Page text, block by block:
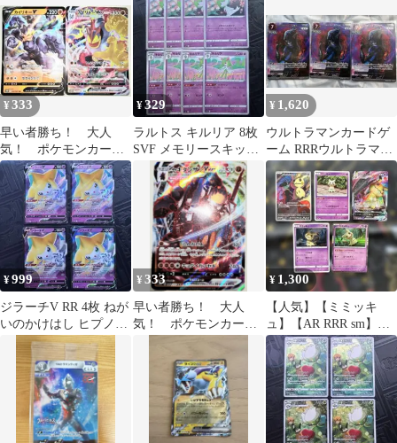
げきウーラオスVMAX
¥333
早い者勝ち！ 大人
気！ ポケモンカー
ド カイリキーV＋カ
イリキーVMAX セッ
ト
¥329
ラルトス キルリア 8枚
SVF メモリースキップ
リファイン
¥ 1,620
ウルトラマンカードゲ
ーム RRRウルトラマン
トレギア3枚セット
¥999
ジラーチV RR 4枚 ねが
いのかけはし ヒプノス
トライク タイムゲイザ
¥333
早い者勝ち！ 大人
気！ ポケモンカー
VMAX (S3a) RRR
¥ 1,300
【人気】【ミミッキ
ュ】【AR RRR sm】イ
ラスト5点